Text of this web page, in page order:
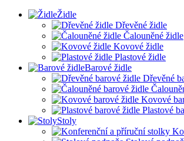
Židle
Dřevěné židle
Čalouněné židle
Kovové židle
Plastové židle
Barové židle
Dřevěné
Kovové
Plastové
Stoly